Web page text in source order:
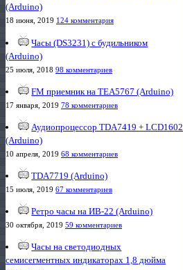
(Arduino)
18 июня, 2019 124 комментария
Часы (DS3231) с будильником
(Arduino)
25 июля, 2018 98 комментариев
FM приемник на TEA5767 (Arduino)
17 января, 2019 78 комментариев
Аудиопроцессор TDA7419 + LCD1602
(Arduino)
10 апреля, 2019 68 комментариев
TDA7719 (Arduino)
15 июля, 2019 67 комментариев
Ретро часы на ИВ-22 (Arduino)
30 октября, 2019 59 комментариев
Часы на светодиодных
семисегментных индикаторах 1,8 дюйма